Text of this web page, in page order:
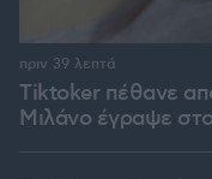
Tiktoker πέθανε
Μιλάνο έγραψε
πριν 39 λεπτά